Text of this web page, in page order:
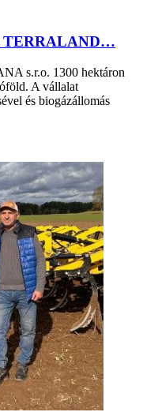
TERRALAND…
s.r.o. 1300 hektáron
A vállalat
és biogázállomás